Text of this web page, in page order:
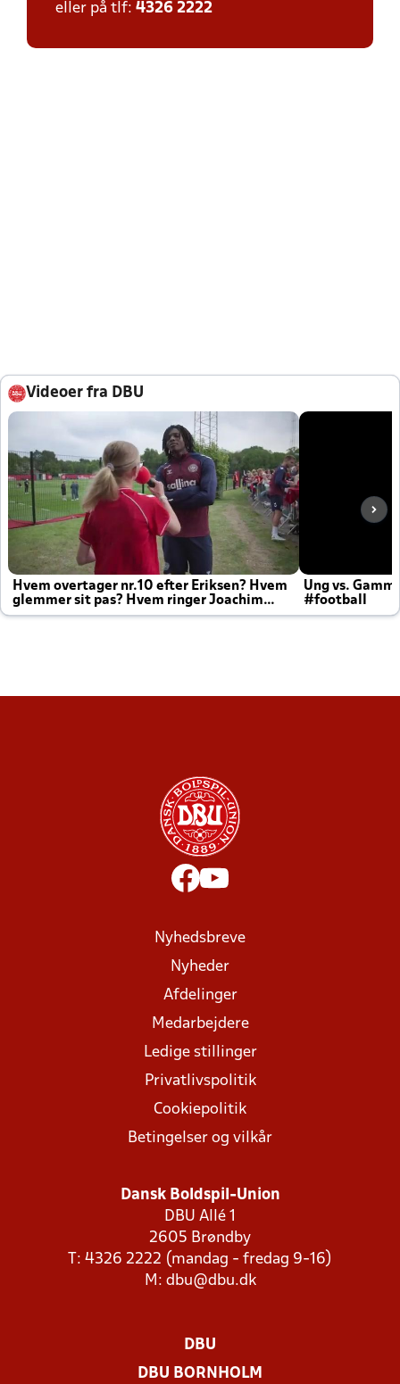
eller på tlf: 4326 2222
Videoer fra DBU
Hvem overtager nr.10 efter Eriksen? Hvem
glemmer sit pas? Hvem ringer Joachim
altid til efter kampe?
Ung vs.
#football
Nyhedsbreve
Nyheder
Afdelinger
Medarbejdere
Ledige stillinger
Privatlivspolitik
Cookiepolitik
Betingelser og vilkår
Dansk Boldspil-Union
DBU Allé 1
2605 Brøndby
T: 4326 2222 (mandag - fredag 9-16)
M: dbu@dbu.dk
DBU
DBU BORNHOLM